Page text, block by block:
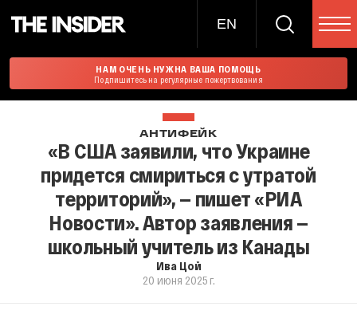
EN
НАМ ОЧЕНЬ НУЖНА ВАША ПОМОЩЬ
Подпишитесь на регулярные пожертвования
АНТИФЕЙК
«В США заявили, что Украине
придется смириться с утратой
территорий», — пишет «РИА
Новости». Автор заявления —
школьный учитель из Канады
Ива Цой
20 июня 2025 г.